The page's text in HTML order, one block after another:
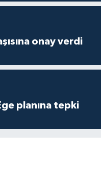
onay verdi
planına tepki